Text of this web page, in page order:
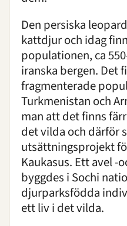
Den persiska
kattdjur och idag
populationen, ca
iranska bergen. Det
fragmenterade
Turkmenistan och
man att det finns
det vilda och därför
utsättningsprojekt
Kaukasus. Ett avel -
byggdes i Sochi
djurparksfödda
ett liv i det vilda.